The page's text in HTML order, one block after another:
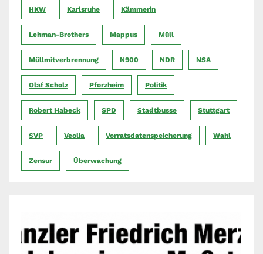
HKW Karlsruhe Kämmerin
Lehman-Brothers Mappus Müll
Müllmitverbrennung N900 NDR NSA
Olaf Scholz Pforzheim Politik
Robert Habeck SPD Stadtbusse Stuttgart
SVP Veolia Vorratsdatenspeicherung Wahl
Zensur Überwachung